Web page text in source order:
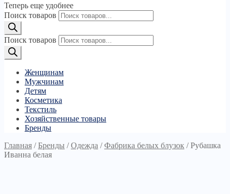
Теперь еще удобнее
Поиск товаров
Поиск товаров
Женщинам
Мужчинам
Детям
Косметика
Текстиль
Хозяйственные товары
Бренды
Главная /Бренды /Одежда /Фабрика белых блузок /Рубашка
Иванна белая